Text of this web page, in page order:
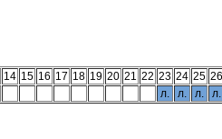
14 15 16 17 18 19 20 21 22 23 24 25 26
л.
л. л. л.